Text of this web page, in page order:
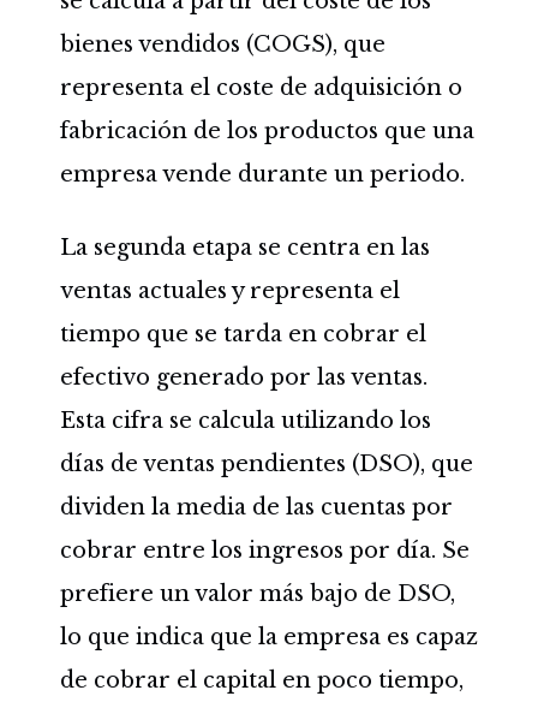
bienes vendidos (COGS), que
representa el coste de adquisición o
fabricación de los productos que una
empresa vende durante un periodo.
La segunda etapa se centra en las
ventas actuales y representa el
tiempo que se tarda en cobrar el
efectivo generado por las ventas.
Esta cifra se calcula utilizando los
días de ventas pendientes (DSO), que
dividen la media de las cuentas por
cobrar entre los ingresos por día. Se
prefiere un valor más bajo de DSO,
lo que indica que la empresa es capaz
de cobrar el capital en poco tiempo,